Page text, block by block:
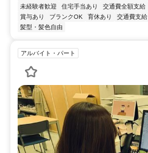
未経験者歓迎
住宅手当あり 交通費全額支給
賞与あり
ブランクOK 育休あり 交通費支給
髪型・髪色自由
アルバイト・パート